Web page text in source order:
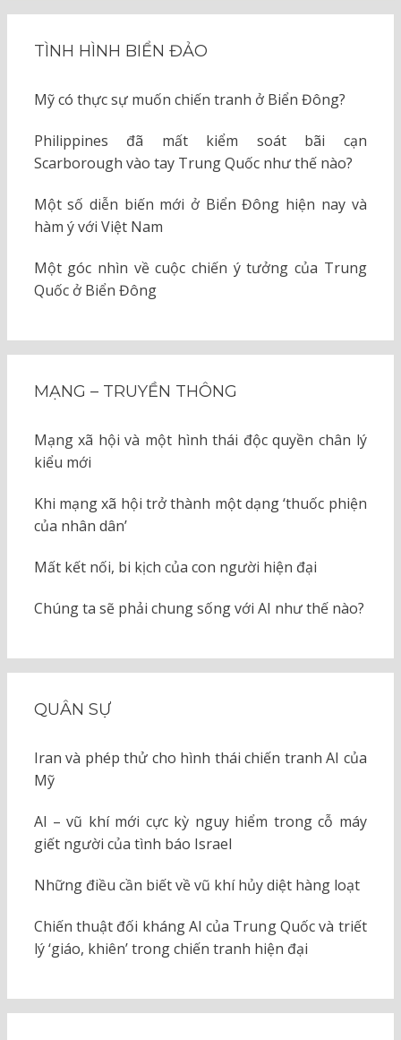
TÌNH HÌNH BIỂN ĐẢO
Mỹ có thực sự muốn chiến tranh ở Biển Đông?
Philippines đã mất kiểm soát bãi cạn
Scarborough vào tay Trung Quốc như thế nào?
Một số diễn biến mới ở Biển Đông hiện nay và
hàm ý với Việt Nam
Một góc nhìn về cuộc chiến ý tưởng của Trung
Quốc ở Biển Đông
MẠNG – TRUYỀN THÔNG
Mạng xã hội và một hình thái độc quyền chân lý
kiểu mới
Khi mạng xã hội trở thành một dạng ‘thuốc phiện
của nhân dân’
Mất kết nối, bi kịch của con người hiện đại
Chúng ta sẽ phải chung sống với AI như thế nào?
QUÂN SỰ
Iran và phép thử cho hình thái chiến tranh AI của
Mỹ
AI – vũ khí mới cực kỳ nguy hiểm trong cỗ máy
giết người của tình báo Israel
Những điều cần biết về vũ khí hủy diệt hàng loạt
Chiến thuật đối kháng AI của Trung Quốc và triết
lý ‘giáo, khiên’ trong chiến tranh hiện đại